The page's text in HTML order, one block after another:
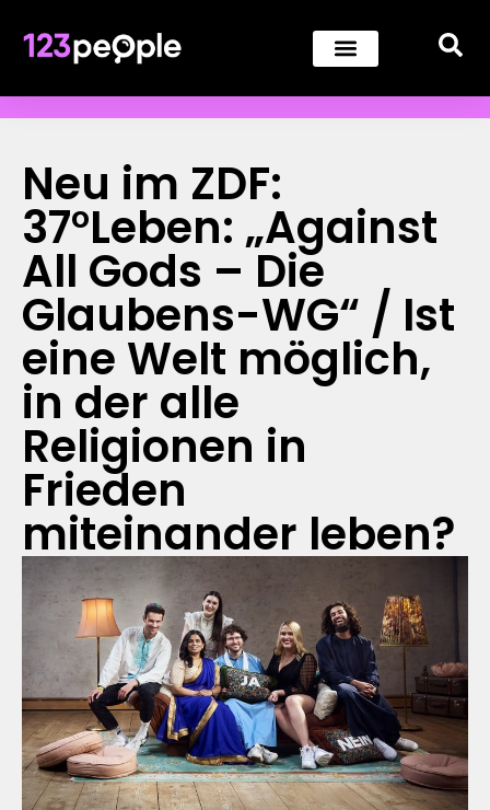
Neu im ZDF:
37°Leben: „Against
All Gods – Die
Glaubens-WG“ / Ist
eine Welt möglich,
in der alle
Religionen in
Frieden
miteinander leben?